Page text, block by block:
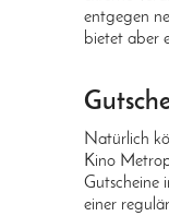
entgegen
bietet aber
Natürlich
Kino
Gutscheine
einer